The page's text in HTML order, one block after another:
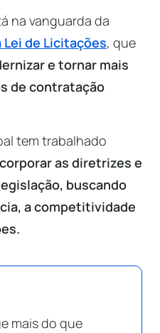
na vanguarda da
Lei de Licitações, que
e tornar mais
de contratação
tem trabalhado
as diretrizes e
buscando
a competitividade
mais do que